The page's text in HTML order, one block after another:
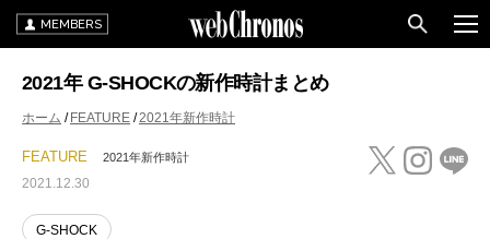
MEMBERS
2021年 G-SHOCKの新作時計まとめ
ホーム FEATURE 2021年新作時計
FEATURE 2021年新作時計
2021.12.30
G-SHOCK